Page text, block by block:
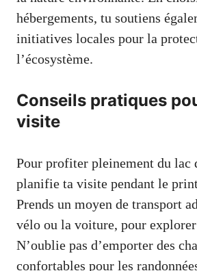
hébergements, tu soutiens
initiatives locales pour la
l’écosystème.
Conseils pratiques
visite
Pour profiter pleinement du lac
planifie ta visite pendant le
Prends un moyen de transport
vélo ou la voiture, pour
N’oublie pas d’emporter des
confortables pour les